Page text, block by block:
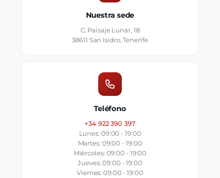
Nuestra sede
C. Paisaje Lunar, 18
38611 San Isidro, Tenerife
Teléfono
+34 922 390 397
Lunes: 09:00 - 19:00
Martes: 09:00 - 19:00
Miércoles: 09:00 - 19:00
Jueves: 09:00 - 19:00
Viernes: 09:00 - 19:00